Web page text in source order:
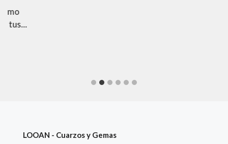
tus...
LOOAN - Cuarzos y Gemas